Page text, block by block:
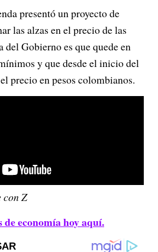
presentó un proyecto de
las alzas en el precio de las
Gobierno es que quede en
y que desde el inicio del
precio en pesos colombianos.
con Z
economía hoy aquí.